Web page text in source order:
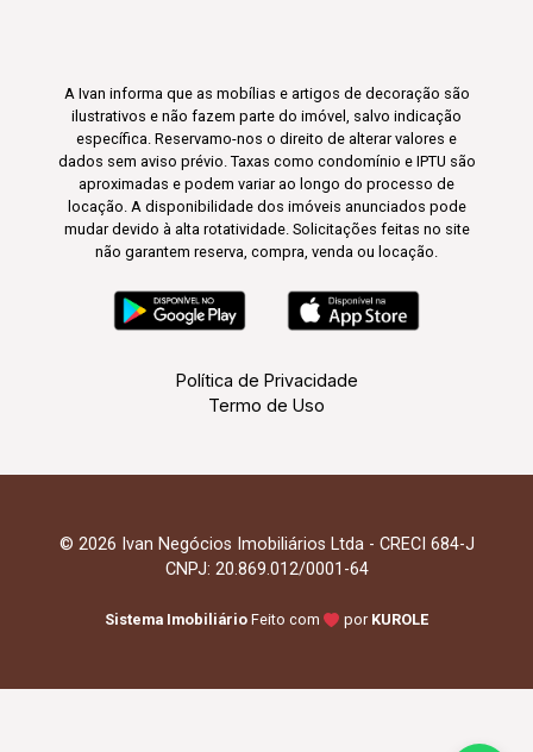
A Ivan informa que as mobílias e artigos de decoração são
ilustrativos e não fazem parte do imóvel, salvo indicação
específica. Reservamo-nos o direito de alterar valores e
dados sem aviso prévio. Taxas como condomínio e IPTU são
aproximadas e podem variar ao longo do processo de
locação. A disponibilidade dos imóveis anunciados pode
mudar devido à alta rotatividade. Solicitações feitas no site
não garantem reserva, compra, venda ou locação.
Política de Privacidade
Termo de Uso
© 2026 Ivan Negócios Imobiliários Ltda - CRECI 684-J
CNPJ: 20.869.012/0001-64
Sistema Imobiliário Feito com por KUROLE